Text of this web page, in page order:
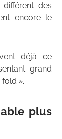
des
encore le
déjà ce
grand
».
plus